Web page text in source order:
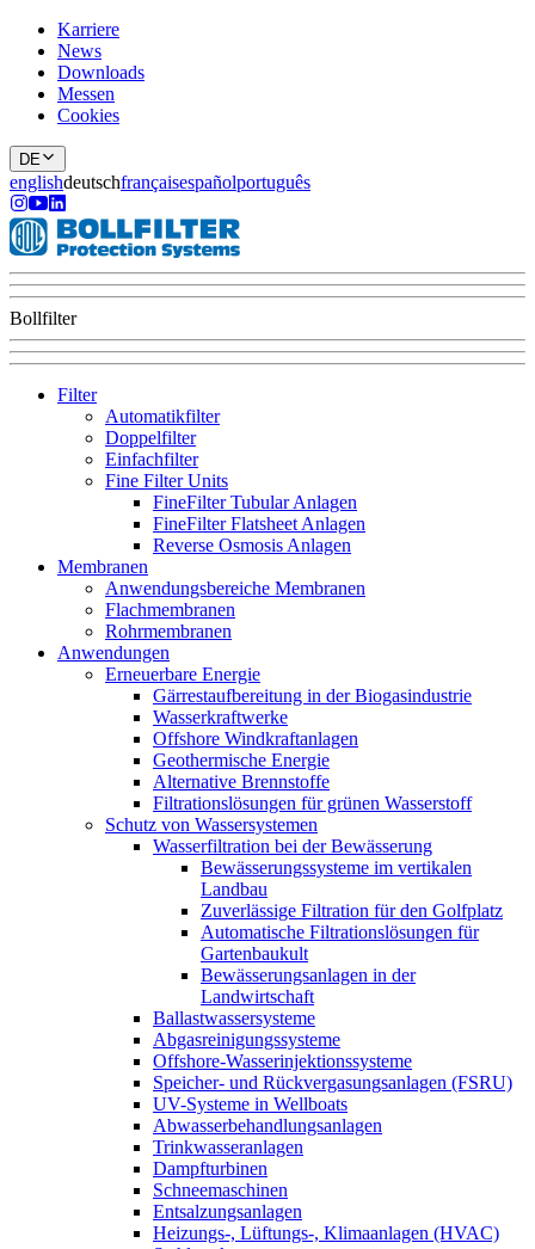
Karriere
News
Downloads
Messen
Cookies
DE
englishdeutschfrançaisespañolportuguês
Bollfilter
Filter
Automatikfilter
Doppelfilter
Einfachfilter
Fine Filter Units
FineFilter Tubular Anlagen
FineFilter Flatsheet Anlagen
Reverse Osmosis Anlagen
Membranen
Anwendungsbereiche Membranen
Flachmembranen
Rohrmembranen
Anwendungen
Erneuerbare Energie
Gärrestaufbereitung in der Biogasindustrie
Wasserkraftwerke
Offshore Windkraftanlagen
Geothermische Energie
Alternative Brennstoffe
Filtrationslösungen für grünen Wasserstoff
Schutz von Wassersystemen
Wasserfiltration bei der Bewässerung
Bewässerungssysteme im vertikalen
Landbau
Zuverlässige Filtration für den Golfplatz
Automatische Filtrationslösungen für
Gartenbaukult
Bewässerungsanlagen in der
Landwirtschaft
Ballastwassersysteme
Abgasreinigungssysteme
Offshore-Wasserinjektionssysteme
Speicher- und Rückvergasungsanlagen (FSRU)
UV-Systeme in Wellboats
Abwasserbehandlungsanlagen
Trinkwasseranlagen
Dampfturbinen
Schneemaschinen
Entsalzungsanlagen
Heizungs-, Lüftungs-, Klimaanlagen (HVAC)